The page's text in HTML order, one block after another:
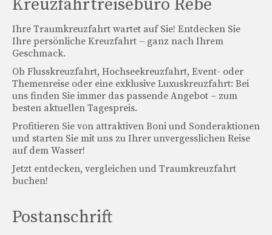
Eventkreuzfahrten
Kreuzfahrt blog
Kreuzfahrtsuche
Service
Das Team vom Kreuzfahrt Reisebüro
Rebe Themenkreuzfahrt
Kreuzfahrtreisebüro Rebe
Ihre Traumkreuzfahrt wartet auf Sie! Entdecken Sie
Ihre persönliche Kreuzfahrt – ganz nach Ihrem
Geschmack.
Ob Flusskreuzfahrt, Hochseekreuzfahrt, Event- oder
Themenreise oder eine exklusive Luxuskreuzfahrt: Bei
uns finden Sie immer das passende Angebot – zum
besten aktuellen Tagespreis.
Profitieren Sie von attraktiven Boni und Sonderaktionen
und starten Sie mit uns zu Ihrer unvergesslichen Reise
auf dem Wasser!
Jetzt entdecken, vergleichen und Traumkreuzfahrt
buchen!
Postanschrift